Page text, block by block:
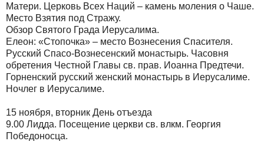
Матери. Церковь Всех Наций – камень моления о Чаше.
Место Взятия под Стражу.
Обзор Святого Града Иерусалима.
Елеон: «Стопочка» – место Вознесения Спасителя.
Русский Спасо-Вознесенский монастырь. Часовня
обретения Честной Главы св. прав. Иоанна Предтечи.
Горненский русский женский монастырь в Иерусалиме.
Ночлег в Иерусалиме.
15 ноября, вторник День отъезда
9.00 Лидда. Посещение церкви св. влкм. Георгия
Победоносца.